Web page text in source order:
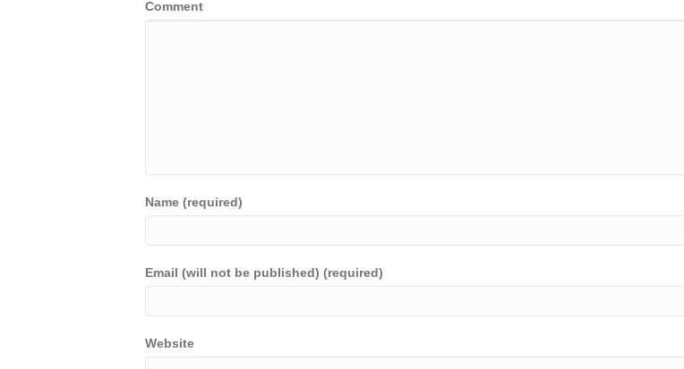
Comment
Name (required)
Email (will not be published) (required)
Website